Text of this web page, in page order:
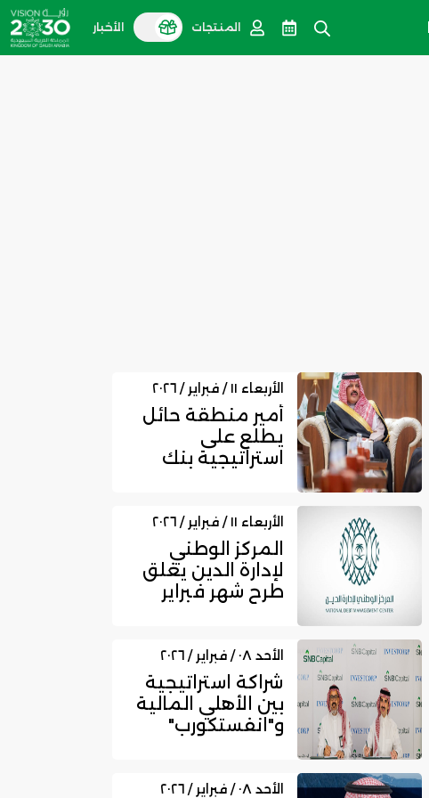
المنتجات الأخبار
الأربعاء ١١ / فبراير / ٢٠٢٦
أمير منطقة حائل
يطلع على
استراتيجية بنك
النموذجية
الأربعاء ١١ / فبراير / ٢٠٢٦
المركز الوطني
لإدارة الدين يغلق
طرح شهر فبراير
الأحد ٠٨ / فبراير / ٢٠٢٦
شراكة استراتيجية
بين الأهلي المالية
و"انفستكورب"
الأحد ٠٨ / فبراير / ٢٠٢٦